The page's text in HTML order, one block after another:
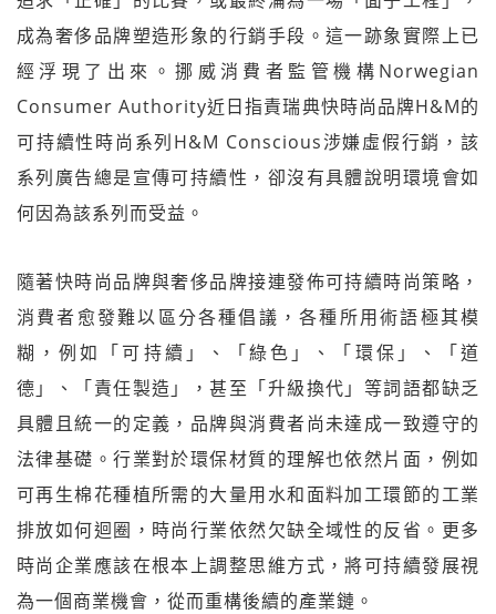
成為奢侈品牌塑造形象的行銷手段。這一跡象實際上已
經浮現了出來。挪威消費者監管機構Norwegian
Consumer Authority近日指責瑞典快時尚品牌H&M的
可持續性時尚系列H&M Conscious涉嫌虛假行銷，該
系列廣告總是宣傳可持續性，卻沒有具體說明環境會如
何因為該系列而受益。
隨著快時尚品牌與奢侈品牌接連發佈可持續時尚策略，
消費者愈發難以區分各種倡議，各種所用術語極其模
糊，例如「可持續」、「綠色」、「環保」、「道
德」、「責任製造」，甚至「升級換代」等詞語都缺乏
具體且統一的定義，品牌與消費者尚未達成一致遵守的
法律基礎。行業對於環保材質的理解也依然片面，例如
可再生棉花種植所需的大量用水和面料加工環節的工業
排放如何迴圈，時尚行業依然欠缺全域性的反省。更多
時尚企業應該在根本上調整思維方式，將可持續發展視
為一個商業機會，從而重構後續的產業鏈。